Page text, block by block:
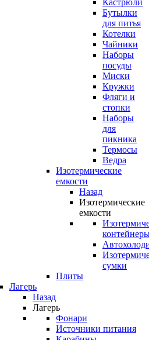
Кастрюли
Бутылки
для питья
Котелки
Чайники
Наборы
посуды
Миски
Кружки
Фляги и
стопки
Наборы
для
пикника
Термосы
Ведра
Изотермические
емкости
Назад
Изотермические
емкости
сумки
Плиты
Лагерь
Назад
Лагерь
Фонари
Источники питания